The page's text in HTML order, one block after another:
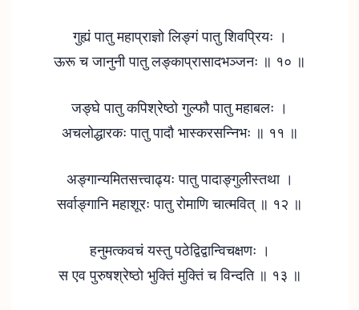
गुह्यं पातु महाप्राज्ञो लिङ्गं पातु शिवप्रियः ।
ऊरू च जानुनी पातु लङ्काप्रासादभञ्जनः ॥ १० ॥
जङ्घे पातु कपिश्रेष्ठो गुल्फौ पातु महाबलः ।
अचलोद्धारकः पातु पादौ भास्करसन्निभः ॥ ११ ॥
अङ्गान्यमितसत्त्वाढ्यः पातु पादाङ्गुलीस्तथा ।
सर्वाङ्गानि महाशूरः पातु रोमाणि चात्मवित् ॥ १२ ॥
हनुमत्कवचं यस्तु पठेद्विद्वान्विचक्षणः ।
स एव पुरुषश्रेष्ठो भुक्तिं मुक्तिं च विन्दति ॥ १३ ॥